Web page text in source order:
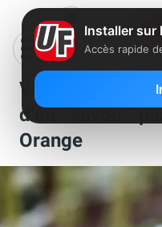
Vos
d’en savoir
Orange
Installer sur
Accès rapide